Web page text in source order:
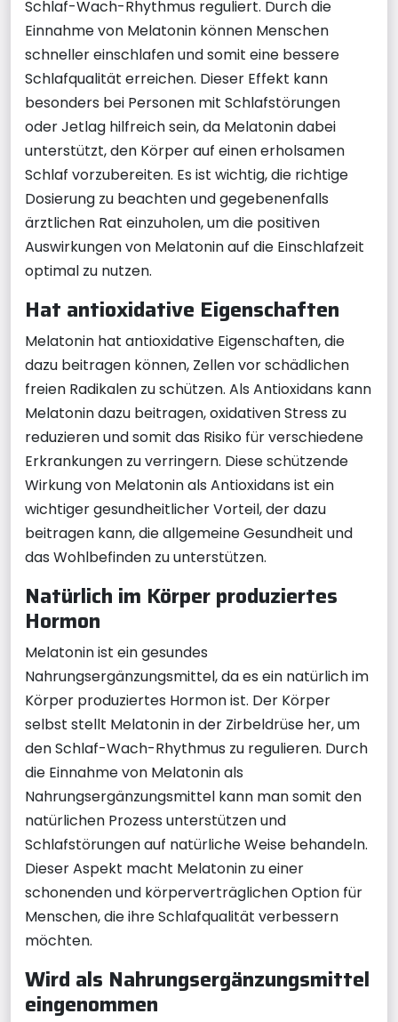
Schlaf-Wach-Rhythmus reguliert. Durch die
Einnahme von Melatonin können Menschen
schneller einschlafen und somit eine bessere
Schlafqualität erreichen. Dieser Effekt kann
besonders bei Personen mit Schlafstörungen
oder Jetlag hilfreich sein, da Melatonin dabei
unterstützt, den Körper auf einen erholsamen
Schlaf vorzubereiten. Es ist wichtig, die richtige
Dosierung zu beachten und gegebenenfalls
ärztlichen Rat einzuholen, um die positiven
Auswirkungen von Melatonin auf die Einschlafzeit
optimal zu nutzen.
Hat antioxidative Eigenschaften
Melatonin hat antioxidative Eigenschaften, die
dazu beitragen können, Zellen vor schädlichen
freien Radikalen zu schützen. Als Antioxidans kann
Melatonin dazu beitragen, oxidativen Stress zu
reduzieren und somit das Risiko für verschiedene
Erkrankungen zu verringern. Diese schützende
Wirkung von Melatonin als Antioxidans ist ein
wichtiger gesundheitlicher Vorteil, der dazu
beitragen kann, die allgemeine Gesundheit und
das Wohlbefinden zu unterstützen.
Natürlich im Körper produziertes
Hormon
Melatonin ist ein gesundes
Nahrungsergänzungsmittel, da es ein natürlich im
Körper produziertes Hormon ist. Der Körper
selbst stellt Melatonin in der Zirbeldrüse her, um
den Schlaf-Wach-Rhythmus zu regulieren. Durch
die Einnahme von Melatonin als
Nahrungsergänzungsmittel kann man somit den
natürlichen Prozess unterstützen und
Schlafstörungen auf natürliche Weise behandeln.
Dieser Aspekt macht Melatonin zu einer
schonenden und körperverträglichen Option für
Menschen, die ihre Schlafqualität verbessern
möchten.
Wird als Nahrungsergänzungsmittel
eingenommen